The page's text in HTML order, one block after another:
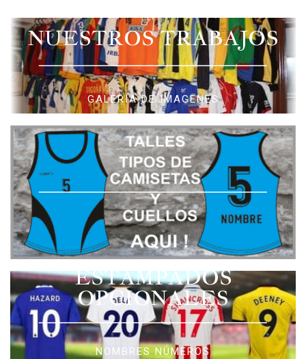
NUESTROS TRABAJOS
GALERIA DE IMAGENES
ESTAMPADOS
OPCIONALES
NOMBRES NÚMEROS